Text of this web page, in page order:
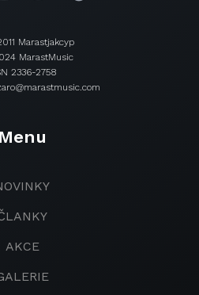
Marastjakcyp
MarastMusic
2336-2758
Menu
AKCE